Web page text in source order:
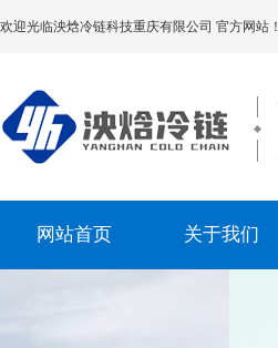
欢迎光临泱焓冷链科技重庆有限公司 官方网站！
网站首页 关于我们